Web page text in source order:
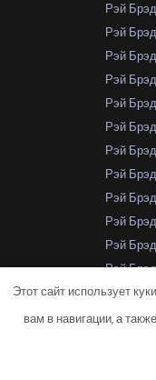
Рэй
Рэй
Рэй
Рэй
Рэй
Рэй
Рэй
Рэй
Рэй
Рэй
Рэй
Рэй
Рэй
Рэй
Рэй
Рэй
Этот сайт использует
вам в навигации, а